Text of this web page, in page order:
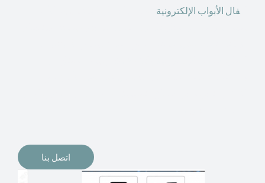
فال الأبواب الإلكترونية
اتصل بنا